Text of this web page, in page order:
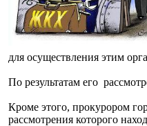
для осуществления этим
По результатам его
Кроме этого, прокурором
рассмотрения которого